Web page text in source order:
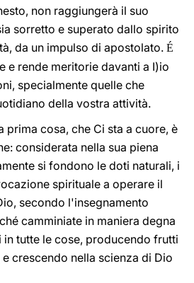
non raggiungerà il suo
sorretto e superato dallo spirito
da un impulso di apostolato. É
e rende meritorie davanti a I)io
specialmente quelle che
della vostra attività.
prima cosa, che Ci sta a cuore, è
considerata nella sua piena
si fondono le doti naturali, i
spirituale a operare il
secondo l'insegnamento
camminiate in maniera degna
tutte le cose, producendo frutti
crescendo nella scienza di Dio